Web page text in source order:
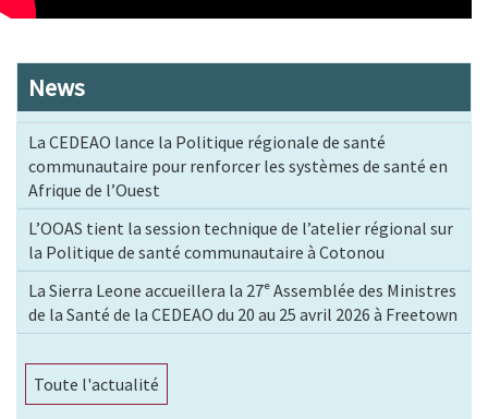
News
La CEDEAO lance la Politique régionale de santé
communautaire pour renforcer les systèmes de santé en
Afrique de l’Ouest
L’OOAS tient la session technique de l’atelier régional sur
la Politique de santé communautaire à Cotonou
La Sierra Leone accueillera la 27ᵉ Assemblée des Ministres
de la Santé de la CEDEAO du 20 au 25 avril 2026 à Freetown
Toute l'actualité